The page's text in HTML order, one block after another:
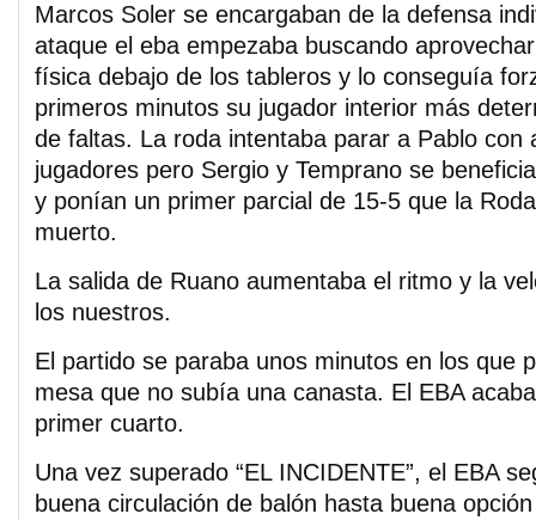
Marcos Soler se encargaban de la defensa
ataque el eba empezaba buscando
física debajo de los tableros y lo conseguía
primeros minutos su jugador interior más
de faltas. La roda intentaba parar a Pablo con
jugadores pero Sergio y Temprano se
y ponían un primer parcial de 15-5 que la
muerto.
La salida de Ruano aumentaba el ritmo y la
los nuestros.
El partido se paraba unos minutos en los que
mesa que no subía una canasta. El EBA
primer cuarto.
Una vez superado “EL INCIDENTE”, el EBA
buena circulación de balón hasta buena